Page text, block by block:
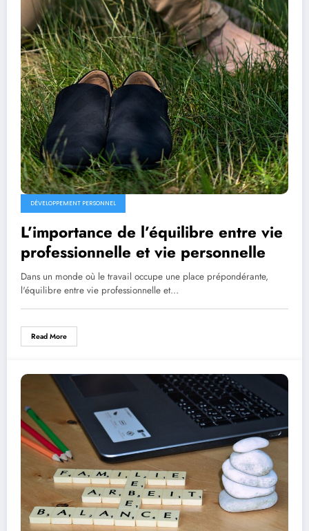
DÉVELOPPEMENT PERSONNEL
L’importance de l’équilibre entre vie
professionnelle et vie personnelle
Dans un monde où le travail occupe une place prépondérante,
l'équilibre entre vie professionnelle et…
Read More